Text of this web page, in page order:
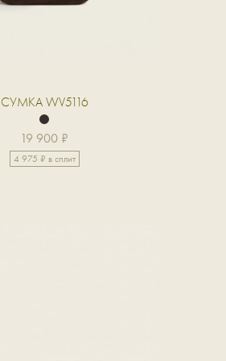
СУМКА WV5116
19 900 ₽
4 975 ₽ в сплит